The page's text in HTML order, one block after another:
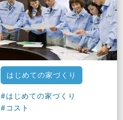
はじめての家づくり
#はじめての家づくり
#コスト